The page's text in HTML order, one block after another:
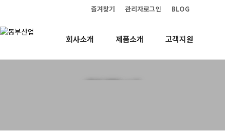
BLOG
관리자로그인
즐겨찾기
회사소개 제품소개 고객지원
환풍기